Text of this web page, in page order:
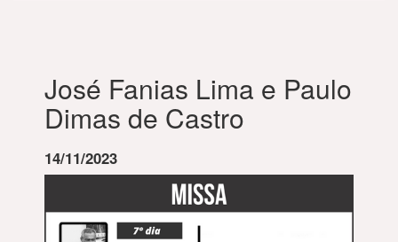
José Fanias Lima e Paulo
Dimas de Castro
14/11/2023